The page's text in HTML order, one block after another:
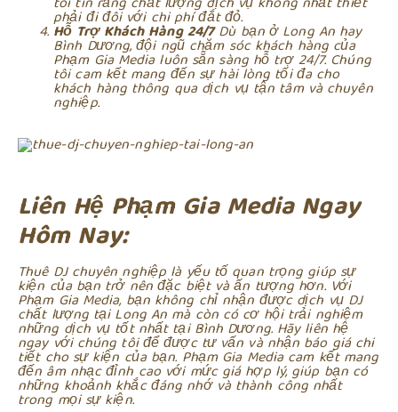
phải đi đôi với chi phí đắt đỏ.
Hỗ Trợ Khách Hàng 24/7Dù bạn ở Long An hay
Bình Dương, đội ngũ chăm sóc khách hàng của
Phạm Gia Media luôn sẵn sàng hỗ trợ 24/7. Chúng
tôi cam kết mang đến sự hài lòng tối đa cho
khách hàng thông qua dịch vụ tận tâm và chuyên
nghiệp.
Liên Hệ Phạm Gia Media Ngay
Hôm Nay:
Thuê DJ chuyên nghiệp là yếu tố quan trọng giúp sự
kiện của bạn trở nên đặc biệt và ấn tượng hơn. Với
Phạm Gia Media, bạn không chỉ nhận được dịch vụ DJ
chất lượng tại Long An mà còn có cơ hội trải nghiệm
những dịch vụ tốt nhất tại Bình Dương. Hãy liên hệ
ngay với chúng tôi để được tư vấn và nhận báo giá chi
tiết cho sự kiện của bạn. Phạm Gia Media cam kết mang
đến âm nhạc đỉnh cao với mức giá hợp lý, giúp bạn có
những khoảnh khắc đáng nhớ và thành công nhất
trong mọi sự kiện.